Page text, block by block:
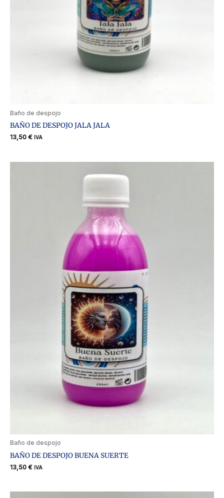
Baño de despojo
BAÑO DE DESPOJO JALA JALA
13,50 € IVA
Baño de despojo
BAÑO DE DESPOJO BUENA SUERTE
13,50 € IVA